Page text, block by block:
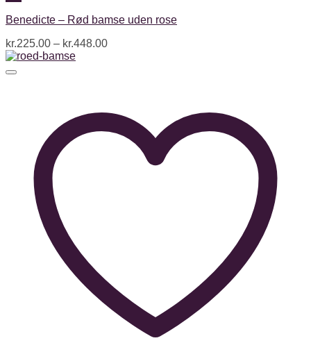
Benedicte – Rød bamse uden rose
kr.225.00 – kr.448.00